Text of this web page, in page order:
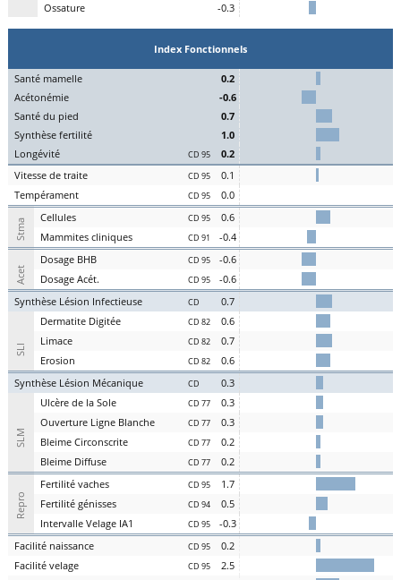
Ossature -0.3
Index Fonctionnels
Santé mamelle
0.2
Acétonémie
-0.6
Santé du pied
0.7
Synthèse fertilité
1.0
Longévité CD 95
0.2
Vitesse de traite CD 95
0.1
Tempérament CD 95 0.0
Stma Cellules CD 95
0.6
Mammites cliniques CD 91 -0.4
Acet
Dosage BHB CD 95
-0.6
Dosage Acét. CD 95
-0.6
Synthèse Lésion Infectieuse CD 0.7
SLI
Dermatite Digitée CD 82
0.6
Limace CD 82
0.7
Erosion CD 82
0.6
Synthèse Lésion Mécanique CD 0.3
SLM
Ulcère de la Sole CD 77
0.3
Ouverture Ligne Blanche CD 77
0.3
Bleime Circonscrite CD 77
0.2
Bleime Diffuse CD 77 0.2
Repro
Fertilité vaches CD 95
1.7
Fertilité génisses CD 94
0.5
Intervalle Velage IA1 CD 95
-0.3
Facilité naissance CD 95
0.2
Facilité velage CD 95
2.5